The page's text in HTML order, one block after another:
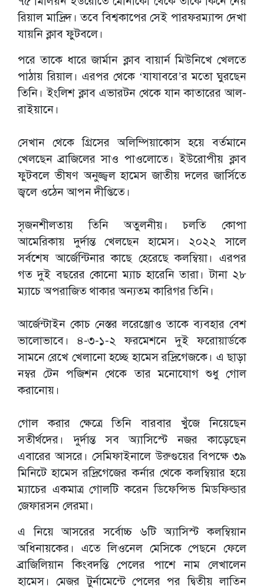
রিয়াল মাদ্রিদ। তবে বিশ্বকাপের সেই পারফরম্যান্স দেখা
যায়নি ক্লাব ফুটবলে।
পরে তাকে ধারে জার্মান ক্লাব বায়ার্ন মিউনিখে খেলতে
পাঠায় রিয়াল। এরপর থেকে ‘যাযাবরে’র মতো ঘুরছেন
তিনি। ইংলিশ ক্লাব এভারটন থেকে যান কাতারের আল-
রাইয়ানে।
সেখান থেকে গ্রিসের অলিম্পিয়াকোস হয়ে বর্তমানে
খেলছেন ব্রাজিলের সাও পাওলোতে। ইউরোপীয় ক্লাব
ফুটবলে ভীষণ অনুজ্জ্বল হামেস জাতীয় দলের জার্সিতে
জ্বলে ওঠেন আপন দীপ্তিতে।
সৃজনশীলতায় তিনি অতুলনীয়। চলতি কোপা
আমেরিকায় দুর্দান্ত খেলছেন হামেস। ২০২২ সালে
সর্বশেষ আর্জেন্টিনার কাছে হেরেছে কলম্বিয়া। এরপর
গত দুই বছরের কোনো ম্যাচ হারেনি তারা। টানা ২৮
ম্যাচে অপরাজিত থাকার অন্যতম কারিগর তিনি।
আর্জেন্টাইন কোচ নেস্তর লরেঞ্জোও তাকে ব্যবহার বেশ
ভালোভাবে। ৪-৩-১-২ ফরমেশনে দুই ফরোয়ার্ডকে
সামনে রেখে খেলানো হচ্ছে হামেস রদ্রিগেজকে। এ ছাড়া
নম্বর টেন পজিশন থেকে তার মনোযোগ শুধু গোল
করানোয়।
গোল করার ক্ষেত্রে তিনি বারবার খুঁজে নিয়েছেন
সতীর্থদের। দুর্দান্ত সব অ্যাসিস্টে নজর কাড়েছেন
এবারের আসরে। সেমিফাইনালে উরুগুয়ের বিপক্ষে ৩৯
মিনিটে হামেস রদ্রিগেজের কর্নার থেকে কলম্বিয়ার হয়ে
ম্যাচের একমাত্র গোলটি করেন ডিফেন্সিভ মিডফিল্ডার
জেফারসন লেরমা।
এ নিয়ে আসরের সর্বোচ্চ ৬টি অ্যাসিস্ট কলম্বিয়ান
অধিনায়কের। এতে লিওনেল মেসিকে পেছনে ফেলে
ব্রাজিলিয়ান কিংবদন্তি পেলের পাশে নাম লেখালেন
হামেস। মেজর টুর্নামেন্টে পেলের পর দ্বিতীয় লাতিন